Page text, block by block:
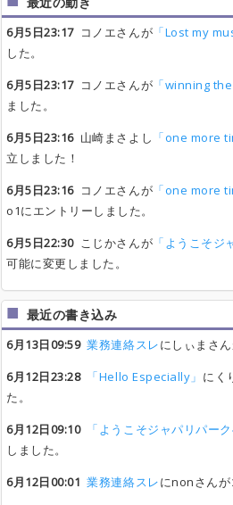
6月5日23:17コノエさんが 「Lost my
した。
6月5日23:17コノエさんが 「winning the
ました。
6月5日23:16山崎まさよし 「one more
立しました！
6月5日23:16コノエさんが 「one more
o1にエントリーしました。
6月5日22:30こじかさんが 「ようこそジ
可能に変更しました。
最近の書き込み
6月13日09:59 業務連絡スレにしぃまさ
6月12日23:28
「Hello Especially」 にく
た。
6月12日09:10
「ようこそジャパリパーク
しました。
6月12日00:01 業務連絡スレにnonさんが